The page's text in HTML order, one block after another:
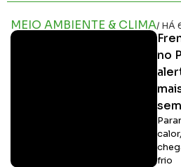
MEIO AMBIENTE & CLIMA/ HÁ
no
frio